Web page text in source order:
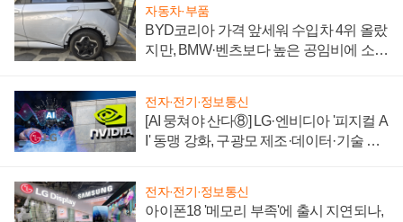
자동차·부품
BYD코리아 가격 앞세워 수입차 4위 올랐
지만, BMW·벤츠보다 높은 공임비에 소비
전자·전기·정보통신
[AI 뭉쳐야 산다⑧] LG·엔비디아 '피지컬 A
I' 동맹 강화, 구광모 제조·데이터·기술 결
전자·전기·정보통신
아이폰18 '메모리 부족'에 출시 지연되나,